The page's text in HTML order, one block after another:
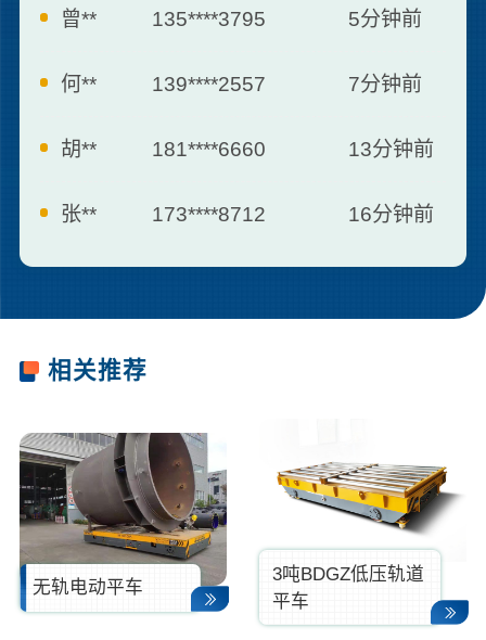
曾** 135****3795 5分钟前
何** 139****2557 7分钟前
胡** 181****6660 13分钟前
张** 173****8712 16分钟前
相关推荐
无轨电动平车
3吨BDGZ低压轨道
平车